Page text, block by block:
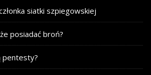
siatki szpiegowskiej
posiadać broń?
pentesty?